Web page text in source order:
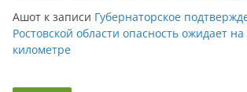
Ашот к записи Губернаторское
Ростовской области опасность ожидает
километре